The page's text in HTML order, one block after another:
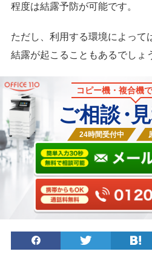
程度は結露予防が可能です。
ただし、利用する環境によって
結露が起こることもあるでしょ
コピー機・複合機
ご相談・
24時間受付中
N
シェア ツイート ブックマーク